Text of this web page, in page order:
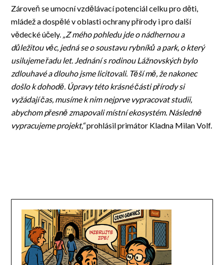
Zároveň se umocní vzdělávací potenciál celku pro děti,
mládež a dospělé v oblasti ochrany přírody i pro další
vědecké účely. „Z mého pohledu jde o nádhernou a
důležitou věc, jedná se o soustavu rybníků a park, o který
usilujeme řadu let. Jednání s rodinou Lážnovských bylo
zdlouhavé a dlouho jsme licitovali. Těší mě, že nakonec
došlo k dohodě. Úpravy této krásné části přírody si
vyžádají čas, musíme k nim nejprve vypracovat studii,
abychom přesně zmapovali místní ekosystém. Následně
vypracujeme projekt,“prohlásil primátor Kladna Milan Volf.